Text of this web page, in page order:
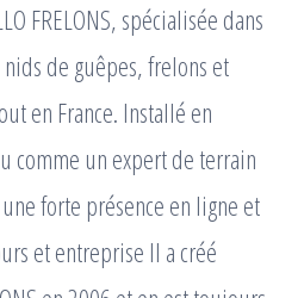
FRELONS, spécialisée dans
de guêpes, frelons et
en France. Installé en
comme un expert de terrain
forte présence en ligne et
et entreprise Il a créé